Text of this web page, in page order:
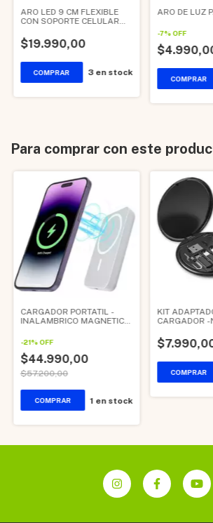
ARO LED 9 CM FLEXIBLE
CON SOPORTE CELULAR
$19.990,00
3en stock
ARO DE LUZ
-7%OFF
Para comprar con este
CARGADOR PORTATIL -
INALAMBRICO MAGNETICO
(consultar colores)
-21%OFF
$44.990,00
$57.200,00
1 en stock
KIT
CARGADOR -